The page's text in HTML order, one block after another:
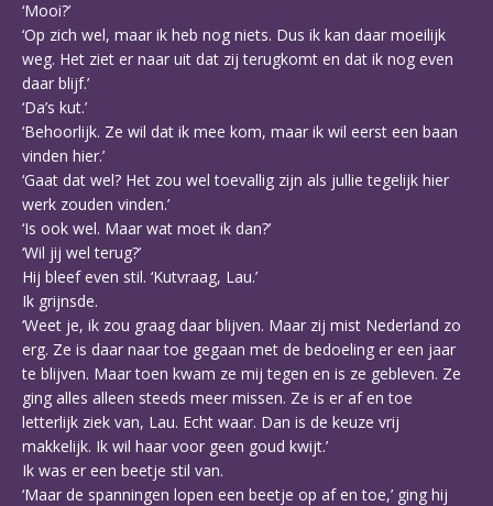
‘Mooi?’
‘Op zich wel, maar ik heb nog niets. Dus ik kan daar moeilijk
weg. Het ziet er naar uit dat zij terugkomt en dat ik nog even
daar blijf.’
‘Da’s kut.’
‘Behoorlijk. Ze wil dat ik mee kom, maar ik wil eerst een baan
vinden hier.’
‘Gaat dat wel? Het zou wel toevallig zijn als jullie tegelijk hier
werk zouden vinden.’
‘Is ook wel. Maar wat moet ik dan?’
‘Wil jij wel terug?’
Hij bleef even stil. ‘Kutvraag, Lau.’
Ik grijnsde.
‘Weet je, ik zou graag daar blijven. Maar zij mist Nederland zo
erg. Ze is daar naar toe gegaan met de bedoeling er een jaar
te blijven. Maar toen kwam ze mij tegen en is ze gebleven. Ze
ging alles alleen steeds meer missen. Ze is er af en toe
letterlijk ziek van, Lau. Echt waar. Dan is de keuze vrij
makkelijk. Ik wil haar voor geen goud kwijt.’
Ik was er een beetje stil van.
‘Maar de spanningen lopen een beetje op af en toe,’ ging hij